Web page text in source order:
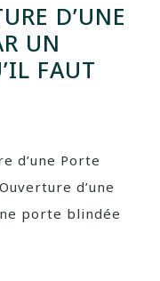
D’UNE
UN
FAUT
d’une Porte
d’une
porte blindée